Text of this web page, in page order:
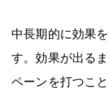
中長期的に効果
す。効果が出る
ペーンを打つこ